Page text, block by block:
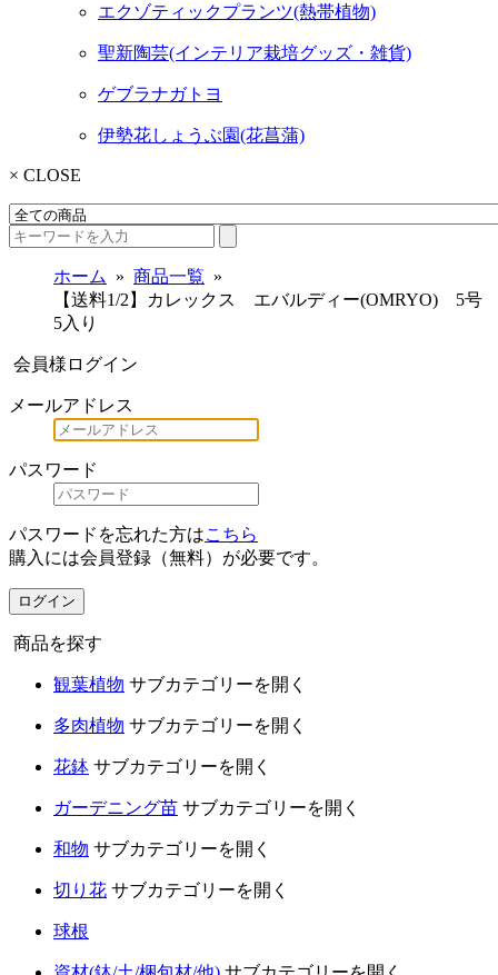
エクゾティックプランツ(熱帯植物)
聖新陶芸(インテリア栽培グッズ・雑貨)
ゲブラナガトヨ
伊勢花しょうぶ園(花菖蒲)
× CLOSE
ホーム
商品一覧
【送料1/2】カレックス エバルディー(OMRYO) 5号
5入り
会員様ログイン
メールアドレス
パスワード
パスワードを忘れた方はこちら
購入には会員登録（無料）が必要です。
ログイン
商品を探す
観葉植物 サブカテゴリーを開く
多肉植物 サブカテゴリーを開く
花鉢 サブカテゴリーを開く
ガーデニング苗 サブカテゴリーを開く
和物 サブカテゴリーを開く
切り花 サブカテゴリーを開く
球根